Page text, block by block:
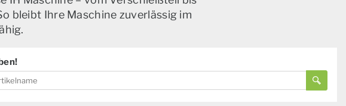
bleibt Ihre Maschine zuverlässig im